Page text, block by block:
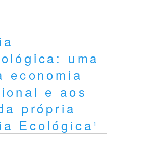
uma
e aos
própria
Ecológica¹